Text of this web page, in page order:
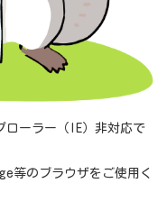
ーラー（IE）非対応で
等のブラウザをご使用く